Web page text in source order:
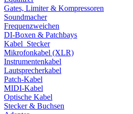
Gates, Limiter & Kompressoren
Soundmacher
Frequenzweichen
DI-Boxen & Patchbays
Kabel_Stecker
Mikrofonkabel (XLR)
Instrumentenkabel
Lautsprecherkabel
Patch-Kabel
MIDI-Kabel
Optische Kabel
Stecker & Buchsen